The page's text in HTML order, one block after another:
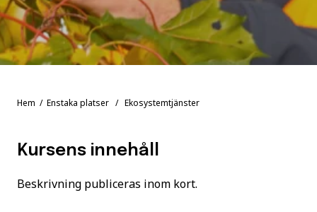
Hem / Enstaka platser / Ekosystemtjänster
Kursens innehåll
Beskrivning publiceras inom kort.